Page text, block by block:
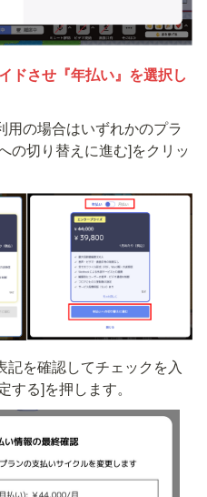
ドさせ『年払い』を選択し
用の場合はいずれかのプラ
の切り替えに進む]をクリッ
記を確認してチェックを入
する]を押します。